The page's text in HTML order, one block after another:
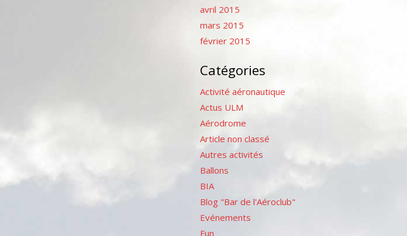
avril 2015
mars 2015
février 2015
Catégories
Activité aéronautique
Actus ULM
Aérodrome
Article non classé
Autres activités
Ballons
BIA
Blog "Bar de l'Aéroclub"
Evénements
Fun